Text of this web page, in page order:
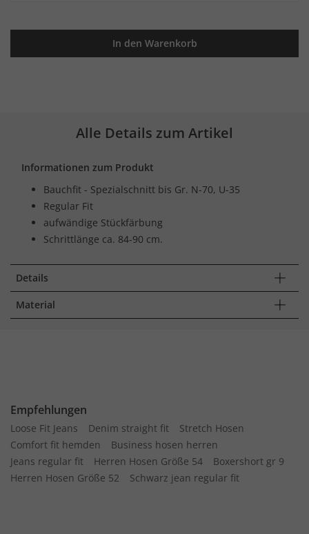
In den Warenkorb
Alle Details zum Artikel
Informationen zum Produkt
Bauchfit - Spezialschnitt bis Gr. N-70, U-35
Regular Fit
aufwändige Stückfärbung
Schrittlänge ca. 84-90 cm.
Details
Material
Empfehlungen
Loose Fit Jeans Denim straight fit
Stretch Hosen
Comfort fit hemden
Business hosen herren
Jeans regular fit
Herren Hosen Größe 54
Boxershort gr 9
Herren Hosen Größe 52
Schwarz jean regular fit